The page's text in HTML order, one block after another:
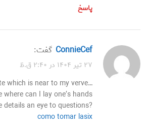
پاسخ
ConnieCef گفت:
۲۷ تیر ۱۴۰۴ در ۲:۴۰ ق.ظ
which is near to my verve…
where can I lay one’s hands
an eye to questions?
como tomar lasix